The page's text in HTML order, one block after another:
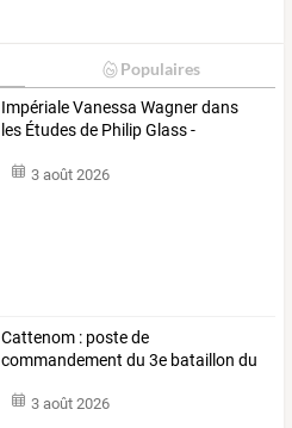
Populaires
ImpérialeVanessa Wagnerdans
les Étudesde PhilipGlass-
3 août 2026
Cattenom : poste de
commandement du 3e bataillon du
3 août 2026